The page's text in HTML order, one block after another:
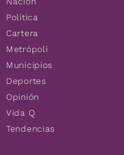
Política
Cartera
Metrópoli
Municipios
Deportes
Opinión
Vida Q
Tendencias